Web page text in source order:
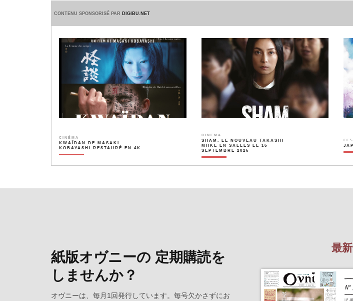
CONTENU SPONSORISÉ PAR DIGIBU.NET
CINÉMA
KWAÏDAN DE MASAKI
KOBAYASHI RESTAURÉ EN 4K
CINÉMA
SHAM, LE NOUVEAU TAKASHI
MIIKE EN SALLES LE 16
SEPTEMBRE 2026
紙版オヴニーの 定期購読を
しませんか？
オヴニーは、毎月1回発行しています。毎号欠かさずにお
最